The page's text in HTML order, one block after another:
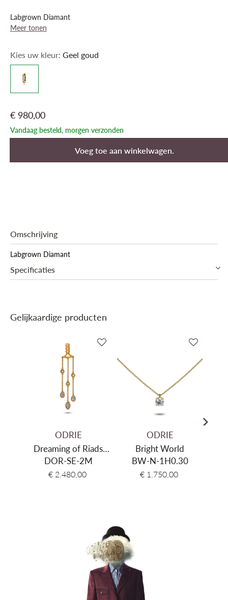
Labgrown Diamant
Meer tonen
Kies uw kleur: Geel goud
€ 980,00
Vandaag besteld, morgen verzonden
Voeg toe aan winkelwagen.
Omschrijving
Labgrown Diamant
Specificaties
Gelijkaardige producten
ODRIE
Dreaming of Riads
Earring
DOR-SE-2M
€ 2.480,00
ODRIE
Bright World
BW-N-1H0.30
€ 1.750,00